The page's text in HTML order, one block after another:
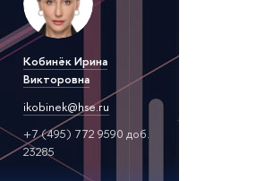
Кобинёк Ирина
Викторовна
ikobinek@hse.ru
+7 (495) 772 9590 доб.
23285